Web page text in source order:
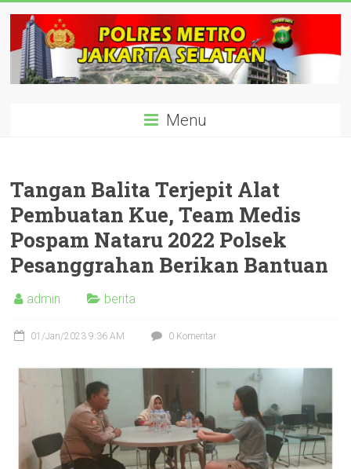
content
polisijaksel Menu
Tangan Balita Terjepit Alat
Pembuatan Kue, Team Medis
Pospam Nataru 2022 Polsek
Pesanggrahan Berikan Bantuan
admin berita
01/Jan/2023 9:36 AM 0 Komentar